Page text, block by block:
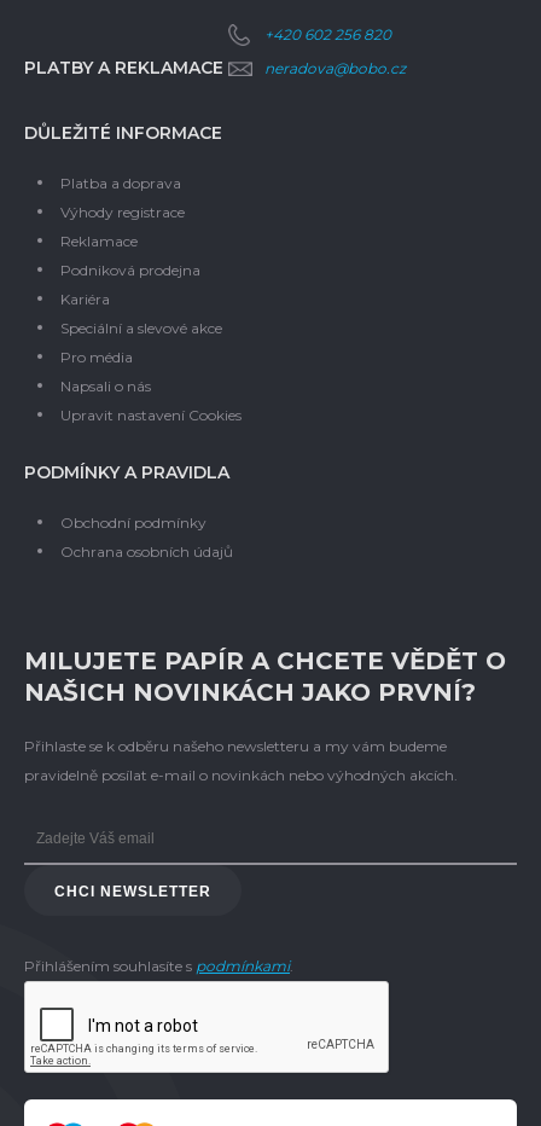
PLATBY A REKLAMACE
+420 602 256 820
neradova@bobo.cz
DŮLEŽITÉ INFORMACE
Platba a doprava
Výhody registrace
Reklamace
Podniková prodejna
Kariéra
Speciální a slevové akce
Pro média
Napsali o nás
Upravit nastavení Cookies
PODMÍNKY A PRAVIDLA
Obchodní podmínky
Ochrana osobních údajů
MILUJETE PAPÍR A CHCETE VĚDĚT O
NAŠICH NOVINKÁCH JAKO PRVNÍ?
Přihlaste se k odběru našeho newsletteru a my vám budeme
pravidelně posílat e-mail o novinkách nebo výhodných akcích.
CHCI NEWSLETTER
Přihlášením souhlasíte s podmínkami.